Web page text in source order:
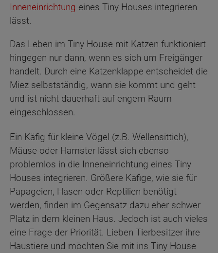
Inneneinrichtung eines Tiny Houses integrieren
lässt.
Das Leben im Tiny House mit Katzen funktioniert
hingegen nur dann, wenn es sich um Freigänger
handelt. Durch eine Katzenklappe entscheidet die
Miez selbstständig, wann sie kommt und geht
und ist nicht dauerhaft auf engem Raum
eingeschlossen.
Ein Käfig für kleine Vögel (z.B. Wellensittich),
Mäuse oder Hamster lässt sich ebenso
problemlos in die Inneneinrichtung eines Tiny
Houses integrieren. Größere Käfige, wie sie für
Papageien, Hasen oder Reptilien benötigt
werden, finden im Gegensatz dazu eher schwer
Platz in dem kleinen Haus. Jedoch ist auch vieles
eine Frage der Priorität. Lieben Tierbesitzer ihre
Haustiere und möchten Sie mit ins Tiny House